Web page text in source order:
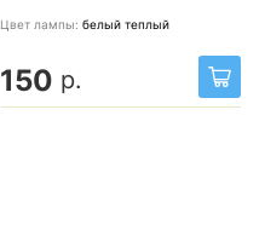
Цвет лампы: белый теплый
150 р.